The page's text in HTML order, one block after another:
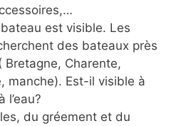
est visible. Les
des bateaux près
Bretagne, Charente,
manche). Est-il visible à
l’eau?
du gréement et du